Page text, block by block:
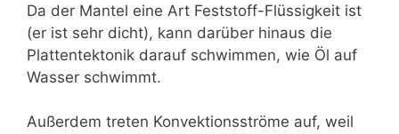
Da der Mantel eine Art Feststoff-Flüssigkeit ist
(er ist sehr dicht), kann darüber hinaus die
Plattentektonik darauf schwimmen, wie Öl auf
Wasser schwimmt.
Außerdem treten Konvektionsströme auf, weil